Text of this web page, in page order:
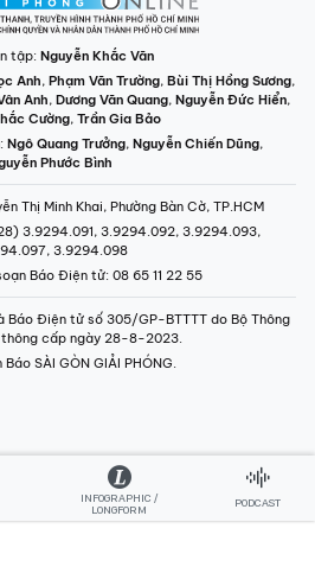
tập: Nguyễn Khắc Văn
Anh, Phạm Văn Trường, Bùi Thị Hồng Sương,
Anh, Dương Văn Quang, Nguyễn Đức Hiển,
Cường, Trần Gia Bảo
Ngô Quang Trưởng, Nguyễn Chiến Dũng,
Phước Bình
Thị Minh Khai, Phường Bàn Cờ, TP.HCM
3.9294.091, 3.9294.092, 3.9294.093,
3.9294.098
Báo Điện tử: 08 65 11 22 55
Báo Điện tử số 305/GP-BTTTT do Bộ Thông
thông cấp ngày 28-8-2023.
SÀI GÒN GIẢI PHÓNG.
INFOGRAPHIC /
LONGFORM
PODCAST